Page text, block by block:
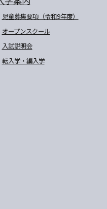
児童募集要項（令和9年度）
オープンスクール
入試説明会
転入学・編入学